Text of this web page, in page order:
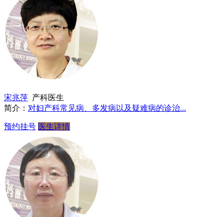
宋兆萍 产科医生
简介： 对妇产科常见病、多发病以及疑难病的诊治...
预约挂号 医生详情